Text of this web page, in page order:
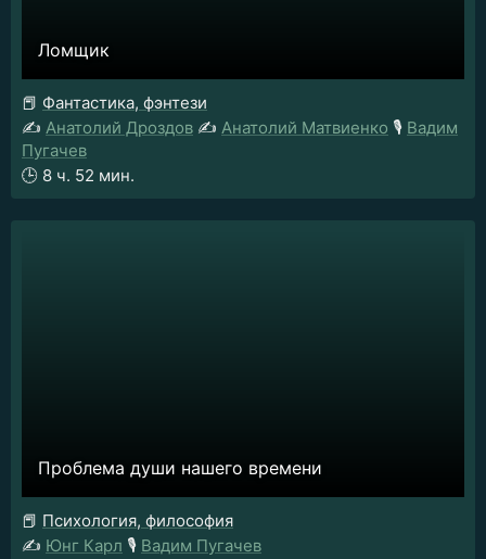
Ломщик
📕 Фантастика, фэнтези
✍️ Анатолий Дроздов ✍️ Анатолий Матвиенко 🎙️ Вадим
Пугачев
🕒 8 ч. 52 мин.
Проблема души нашего времени
📕 Психология, философия
✍️ Юнг Карл 🎙️ Вадим Пугачев